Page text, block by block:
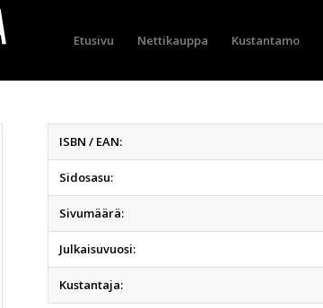
Etusivu Nettikauppa Kustantamo
ISBN / EAN:
Sidosasu:
Sivumäärä:
Julkaisuvuosi:
Kustantaja: